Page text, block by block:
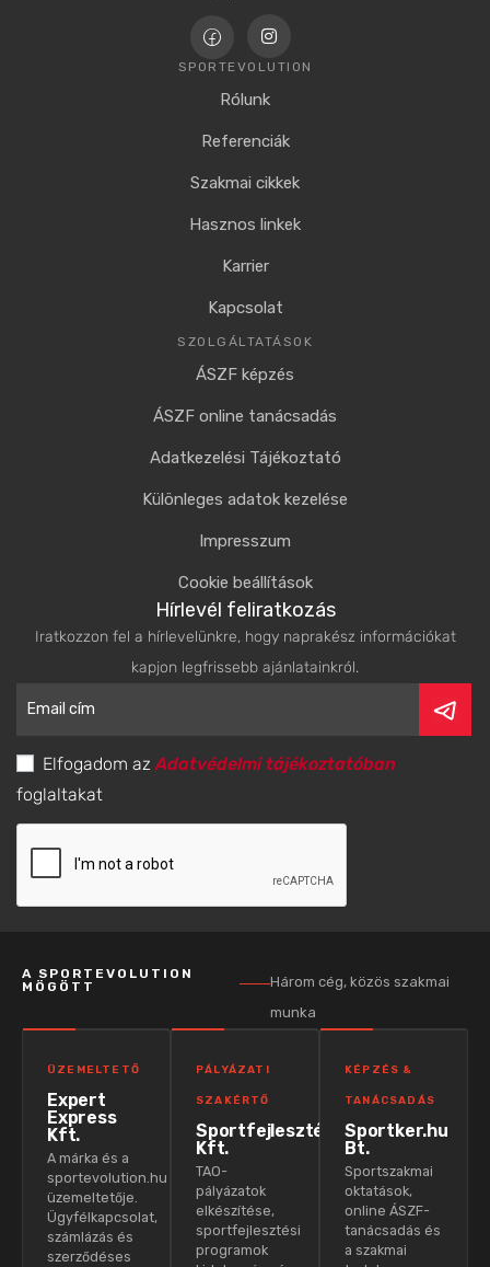
SPORTEVOLUTION
Rólunk
Referenciák
Szakmai cikkek
Hasznos linkek
Karrier
Kapcsolat
SZOLGÁLTATÁSOK
ÁSZF képzés
ÁSZF online tanácsadás
Adatkezelési Tájékoztató
Különleges adatok kezelése
Impresszum
Cookie beállítások
Hírlevél feliratkozás
Iratkozzon fel a hírlevelünkre, hogy naprakész információkat
kapjon legfrissebb ajánlatainkról.
Elfogadom azAdatvédelmi tájékoztatóban
foglaltakat
A SPORTEVOLUTION
MÖGÖTT
Három cég, közös szakmai
munka
ÜZEMELTETŐ
Expert
Express
Kft.
A márka és a
sportevolution.hu
üzemeltetője.
Ügyfélkapcsolat,
számlázás és
szerződéses
PÁLYÁZATI
SZAKÉRTŐ
Sportfejlesztés
Kft.
TAO-
pályázatok
elkészítése,
sportfejlesztési
programok
KÉPZÉS &
TANÁCSADÁS
Sportker.hu
Bt.
Sportszakmai
oktatások,
online ÁSZF-
tanácsadás és
a szakmai